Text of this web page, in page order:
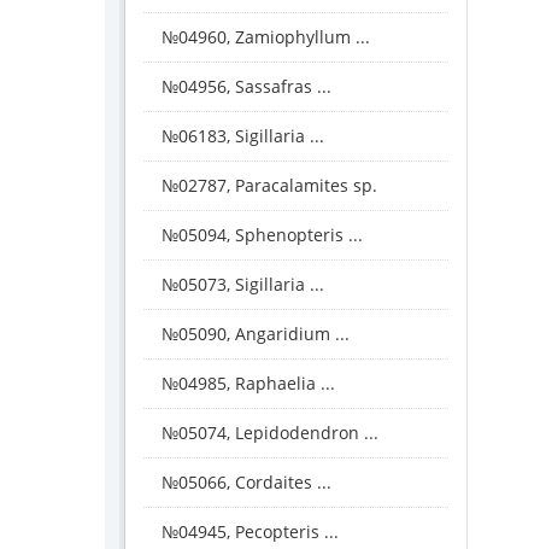
№04960, Zamiophyllum ...
№04956, Sassafras ...
№06183, Sigillaria ...
№02787, Paracalamites sp.
№05094, Sphenopteris ...
№05073, Sigillaria ...
№05090, Angaridium ...
№04985, Raphaelia ...
№05074, Lepidodendron ...
№05066, Cordaites ...
№04945, Pecopteris ...